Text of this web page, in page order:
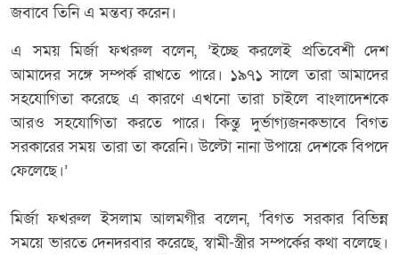
জবাবে তিনি এ মন্তব্য করেন।
এ সময় মির্জা ফখরুল বলেন, ’ইচ্ছে করলেই প্রতিবেশী দেশ
আমাদের সঙ্গে সম্পর্ক রাখতে পারে। ১৯৭১ সালে তারা আমাদের
সহযোগিতা করেছে এ কারণে এখনো তারা চাইলে বাংলাদেশকে
আরও সহযোগিতা করতে পারে। কিন্তু দুর্ভাগ্যজনকভাবে বিগত
সরকারের সময় তারা তা করেনি। উল্টো নানা উপায়ে দেশকে বিপদে
ফেলেছে।’
মির্জা ফখরুল ইসলাম আলমগীর বলেন, ’বিগত সরকার বিভিন্ন
সময়ে ভারতে দেনদরবার করেছে, স্বামী-স্ত্রীর সম্পর্কের কথা বলেছে।